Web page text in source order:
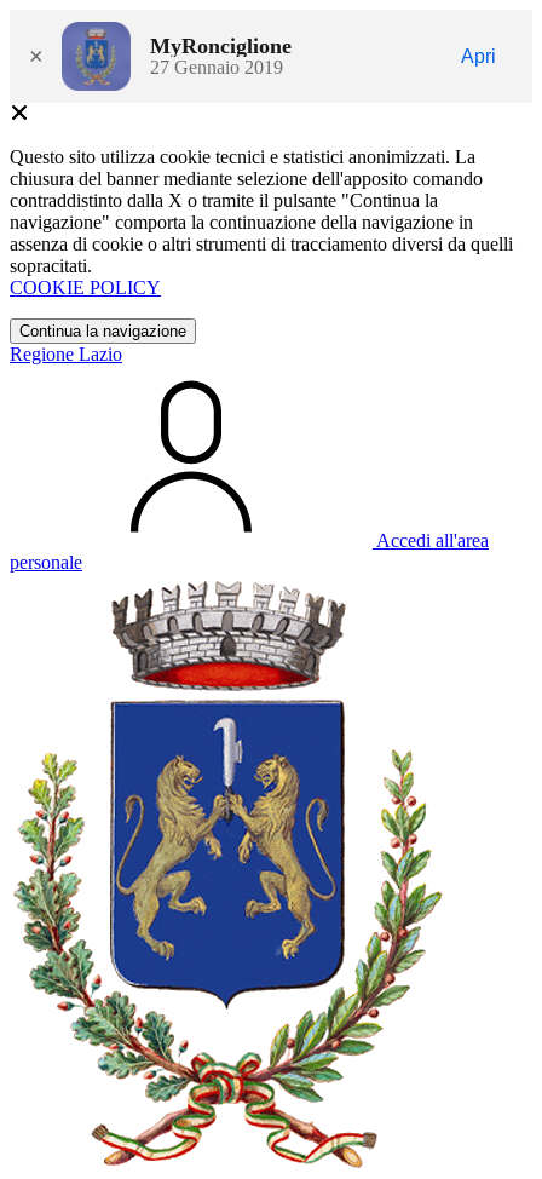
× MyRonciglione
27 Gennaio 2019
Apri
Questo sito utilizza cookie tecnici e statistici anonimizzati. La
chiusura del banner mediante selezione dell'apposito comando
contraddistinto dalla X o tramite il pulsante "Continua la
navigazione" comporta la continuazione della navigazione in
assenza di cookie o altri strumenti di tracciamento diversi da quelli
sopracitati.
COOKIE POLICY
Continua la navigazione
Regione Lazio
Accedi all'area
personale